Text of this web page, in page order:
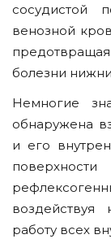
сосудистой
венозной
болезни
Немногие
обнаружена
и его
работу всех